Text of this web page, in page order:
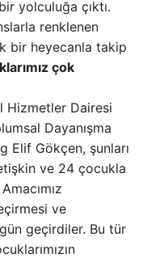
yolculuğa çıktı.
renklenen
bir heyecanla takip
çok
Hizmetler Dairesi
Dayanışma
Elif Gökçen, şunları
ve 24 çocukla
ve
geçirdiler. Bu tür